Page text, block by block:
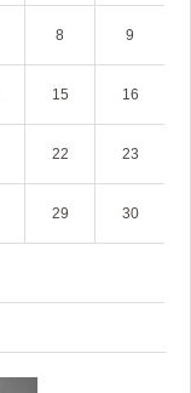
8 9
15 16
22 23
29 30